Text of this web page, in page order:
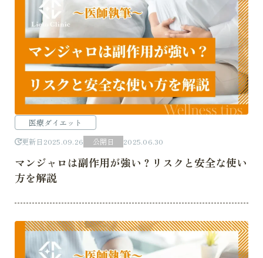
医療ダイエット
更新日 2025.09.26 公開日 2025.06.30
マンジャロは副作用が強い？リスクと安全な使い
方を解説